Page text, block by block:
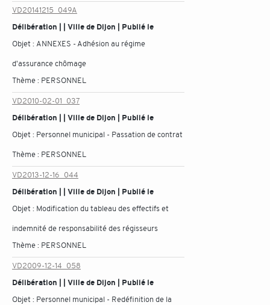
VD20141215_049A
Délibération | | Ville de Dijon | Publié le
Objet : ANNEXES - Adhésion au régime
d'assurance chômage
Thème : PERSONNEL
VD2010-02-01_037
Délibération | | Ville de Dijon | Publié le
Objet : Personnel municipal - Passation de contrat
Thème : PERSONNEL
VD2013-12-16_044
Délibération | | Ville de Dijon | Publié le
Objet : Modification du tableau des effectifs et
indemnité de responsabilité des régisseurs
Thème : PERSONNEL
VD2009-12-14_058
Délibération | | Ville de Dijon | Publié le
Objet : Personnel municipal - Redéfinition de la